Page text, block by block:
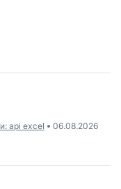
api excel 06.08.2026